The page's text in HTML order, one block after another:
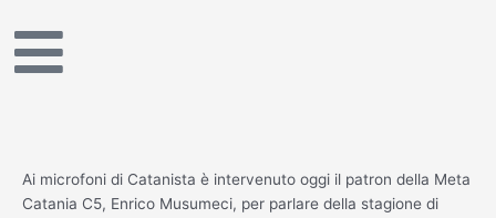
Ai microfoni di Catanista è intervenuto oggi il patron della Meta
Catania C5, Enrico Musumeci, per parlare della stagione di